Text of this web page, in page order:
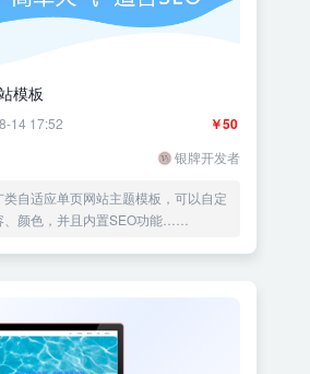
模板
￥50
14 17:52
银牌开发者
自适应单页网站主题模板，可以自定
、颜色，并且内置SEO功能……